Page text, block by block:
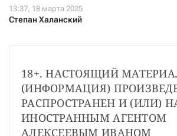
Степан Халанский
18+. НАСТОЯЩИЙ
(ИНФОРМАЦИЯ)
РАСПРОСТРАНЕН И (ИЛИ)
ИНОСТРАННЫМ АГЕНТОМ
АЛЕКСЕЕВЫМ ИВАНОМ
Нажимая кнопку «Стать соучастником»,
СТАТЬ
ПОДЕЛИТЬСЯ С
Если у вас есть вопросы, пишите
звоните:
+7 (929) 612-03-68